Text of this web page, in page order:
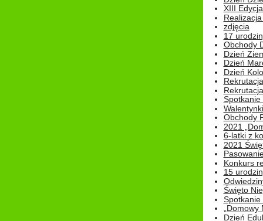
XIII
zdjęcia
17
Obchody
Dzień
Dzień
Dzień
Rekrutacja
Spotkanie
Obchody
2021
6-latki z
2021
Konkurs
15
Święto
Spotkanie
Dzień